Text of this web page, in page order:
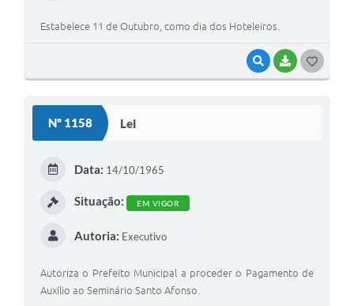
VISUALIZAR
BAIXAR
Estabelece 11 de Outubro, como dia dos Hoteleiros.
Nº 1158 Lei
Data: 14/10/1965
Situação: EM VIGOR
Autoria: Executivo
Autoriza o Prefeito Municipal a proceder o Pagamento de
Auxílio ao Seminário Santo Afonso.